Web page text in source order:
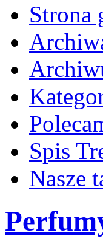
Strona
Spis
Nasze